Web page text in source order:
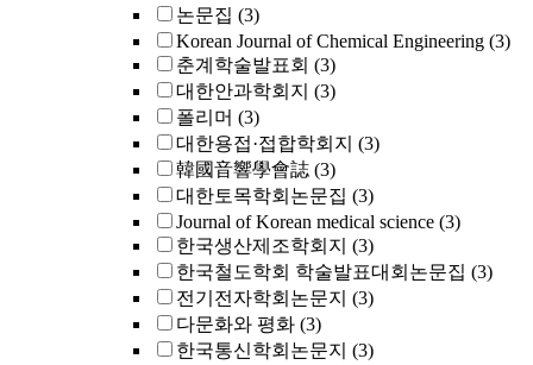
논문집 (3)
Korean Journal of Chemical Engineering (3)
춘계학술발표회 (3)
대한안과학회지 (3)
폴리머 (3)
대한용접·접합학회지 (3)
韓國音響學會誌 (3)
대한토목학회논문집 (3)
Journal of Korean medical science (3)
한국생산제조학회지 (3)
한국철도학회 학술발표대회논문집 (3)
전기전자학회논문지 (3)
다문화와 평화 (3)
한국통신학회논문지 (3)